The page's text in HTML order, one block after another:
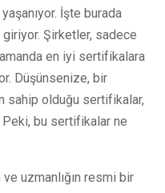
İşte burada
Şirketler, sadece
en iyi sertifikalara
Düşünsenize, bir
sahip olduğu sertifikalar,
Peki, bu sertifikalar ne
uzmanlığın resmi bir